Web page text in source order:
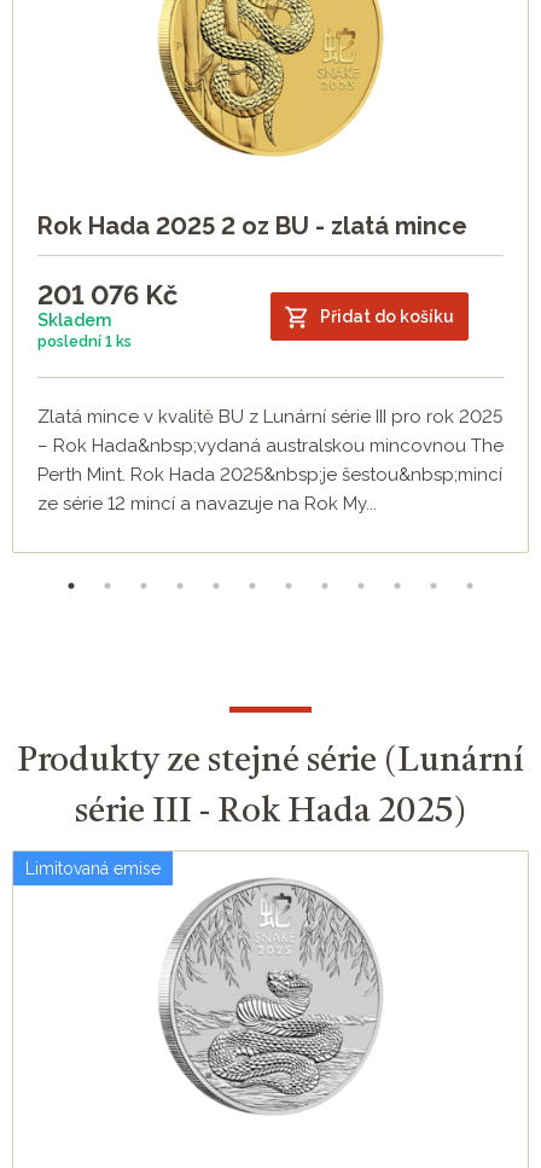
Rok Hada 2025 2 oz BU - zlatá mince
201 076 Kč
Skladem
poslední 1 ks
Přidat do košíku
Zlatá mince v kvalitě BU z Lunární série III pro rok 2025
– Rok Hada&nbsp;vydaná australskou mincovnou The
Perth Mint. Rok Hada 2025&nbsp;je šestou&nbsp;mincí
ze série 12 mincí a navazuje na Rok My...
Produkty ze stejné série (Lunární
série III - Rok Hada 2025)
Limitovaná emise